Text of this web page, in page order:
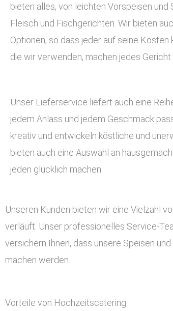
bieten alles, von leichten Vorspeisen und
Fleisch und Fischgerichten. Wir bieten
Optionen, so dass jeder auf seine
die wir verwenden, machen jedes
Unser Lieferservice liefert auch eine
jedem Anlass und jedem Geschmack
kreativ und entwickeln köstliche und
bieten auch eine Auswahl an
jeden glücklich machen.
Unseren Kunden bieten wir eine Vielzahl
verläuft. Unser professionelles Service-
versichern Ihnen, dass unsere Speisen
machen werden.
Vorteile von Hochzeitscatering